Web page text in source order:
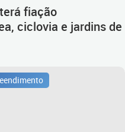
fiação
ciclovia e jardins de